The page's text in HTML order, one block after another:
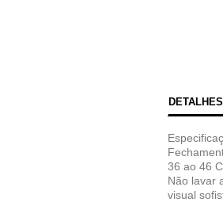
36 ao 46
Não lavar
visual